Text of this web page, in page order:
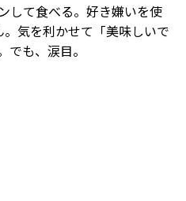
して食べる。好き嫌いを使
気を利かせて「美味しいで
も、涙目。